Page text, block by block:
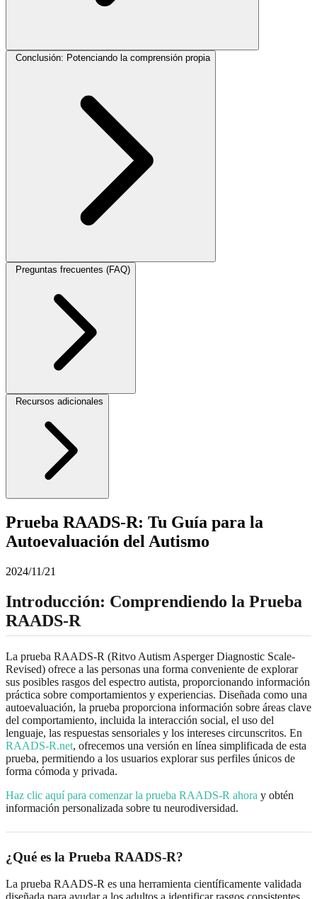
Conclusión: Potenciando la comprensión propia
Preguntas frecuentes (FAQ)
Recursos adicionales
Prueba RAADS-R: Tu Guía para la
Autoevaluación del Autismo
2024/11/21
Introducción: Comprendiendo la Prueba
RAADS-R
La prueba RAADS-R (Ritvo Autism Asperger Diagnostic Scale-
Revised) ofrece a las personas una forma conveniente de explorar
sus posibles rasgos del espectro autista, proporcionando información
práctica sobre comportamientos y experiencias. Diseñada como una
autoevaluación, la prueba proporciona información sobre áreas clave
del comportamiento, incluida la interacción social, el uso del
lenguaje, las respuestas sensoriales y los intereses circunscritos. En
RAADS-R.net, ofrecemos una versión en línea simplificada de esta
prueba, permitiendo a los usuarios explorar sus perfiles únicos de
forma cómoda y privada.
Haz clic aquí para comenzar la prueba RAADS-R ahora y obtén
información personalizada sobre tu neurodiversidad.
¿Qué es la Prueba RAADS-R?
La prueba RAADS-R es una herramienta científicamente validada